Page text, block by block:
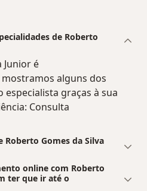
de Roberto
Junior é
alguns dos
graças à sua
Consulta
Gomes da Silva
online com Roberto
ter que ir até o